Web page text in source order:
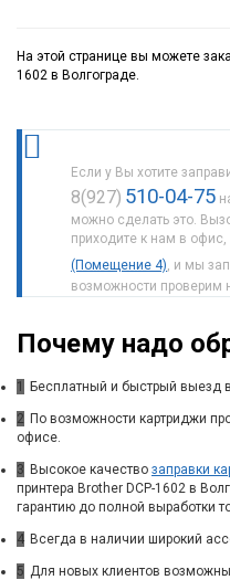
На этой странице вы можете
1602 в Волгограде.
Если у Вы хотите
8(927) 510-04-75
можно сделать это.
приходите к нам в офис,
(Помещение 4), и мы
возможности проверим
Почему надо
1 Бесплатный и быстрый выезд
2 По возможности картриджи
офисе.
3 Высокое качество заправки
принтера Brother DCP-1602 в
гарантию до полной выработки
4 Всегда в наличии широкий
5 Для новых клиентов